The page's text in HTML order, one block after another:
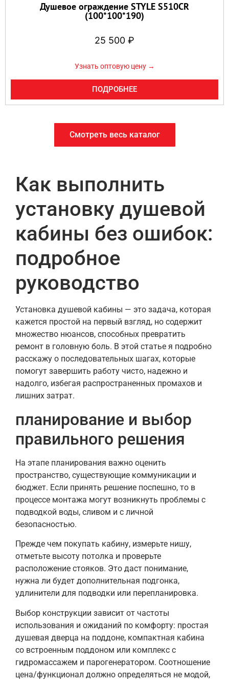
Душевое ограждение STYLE S510CR
(100*100*190)
25 500 ₽
Узнать оптовую цену →
ПОДРОБНЕЕ
Смотреть весь каталог
Как выполнить
установку душевой
кабины без ошибок:
подробное
руководство
Установка душевой кабины — это задача, которая
кажется простой на первый взгляд, но содержит
множество нюансов, способных превратить
ремонт в головную боль. В этой статье я подробно
расскажу о последовательных шагах, которые
помогут завершить работу чисто, надежно и
надолго, избегая распространенных промахов и
лишних затрат.
планирование и выбор
правильного решения
На этапе планирования важно оценить
пространство, существующие коммуникации и
бюджет. Если принять решение поспешно, то в
процессе монтажа могут возникнуть проблемы с
подводкой воды, сливом и с личной
безопасностью.
Прежде чем покупать кабину, измерьте нишу,
отметьте высоту потолка и проверьте
расположение стояков. Это даст понимание,
нужна ли будет дополнительная подгонка,
удлинители для подводки или перепланировка.
Выбор конструкции зависит от частоты
использования и ожиданий по комфорту: простая
душевая дверца на поддоне, компактная кабина
со встроенным поддоном или комплекс с
гидромассажем и парогенератором. Соотношение
цена/функционал должно определяться не модой,